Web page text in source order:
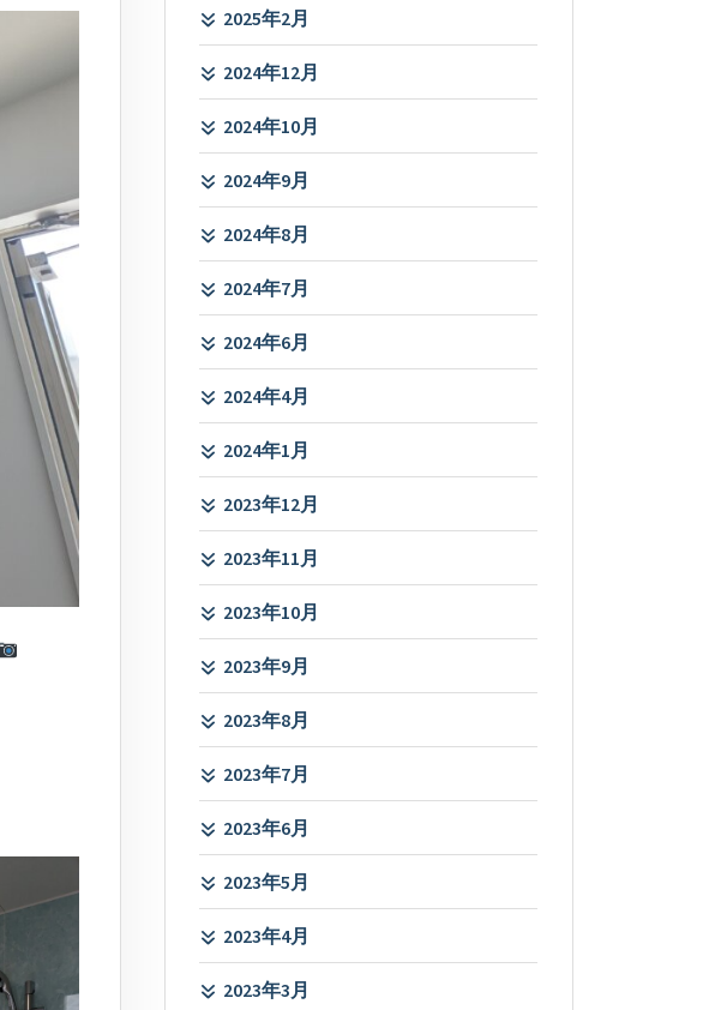
2025年2月
2024年12月
2024年10月
2024年9月
2024年8月
2024年7月
2024年6月
2024年4月
2024年1月
2023年12月
2023年11月
2023年10月
2023年9月
2023年8月
2023年7月
2023年6月
2023年5月
2023年4月
2023年3月